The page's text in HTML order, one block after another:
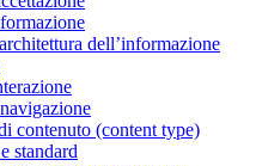
dell’informazione
contenuto (content type)
standard